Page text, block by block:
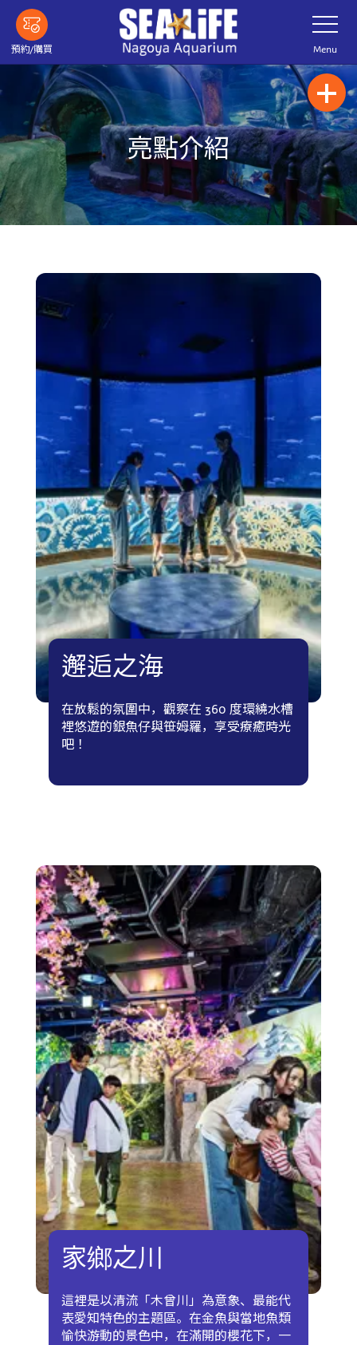
主
要
容
預約/購買
打
開
網
站
菜
單
Menu
亮點介紹
邂逅之海
在放鬆的氛圍中，觀察在 360 度環繞水槽
裡悠遊的銀魚仔與笹姆羅，享受療癒時光
吧！
家鄉之川
這裡是以清流「木曾川」為意象、最能代
表愛知特色的主題區。在金魚與當地魚類
愉快游動的景色中，在滿開的櫻花下，一